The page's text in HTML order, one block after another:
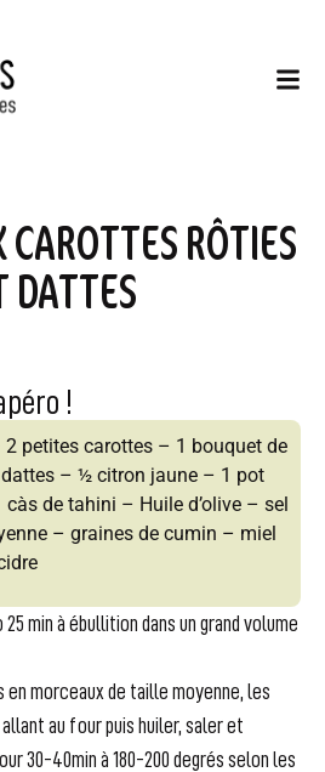
CAROTTES RÔTIES
DATTES
!
petites carottes – 1 bouquet de
– ½ citron jaune – 1 pot
de tahini – Huile d’olive – sel
– graines de cumin – miel
min à ébullition dans un grand volume
morceaux de taille moyenne, les
au four puis huiler, saler et
30-40min à 180-200 degrés selon les